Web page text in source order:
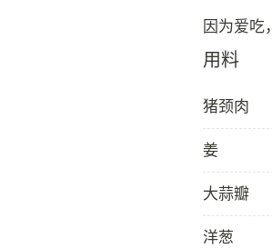
用料
猪颈肉
姜
大蒜瓣
洋葱